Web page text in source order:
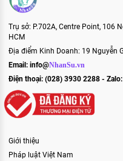
Trụ sở: P.702A, Centre Point, 106
HCM
Địa điểm Kinh Doanh: 19 Nguyễn
Email: info@NhanSu.vn
Điện thoại: (028) 3930 2288 -
Giới thiệu
Pháp luật Việt Nam